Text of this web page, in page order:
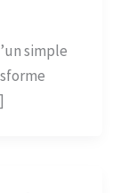
simple